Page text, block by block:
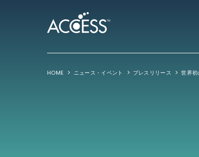
HOME ニュース・イベント プレスリリース